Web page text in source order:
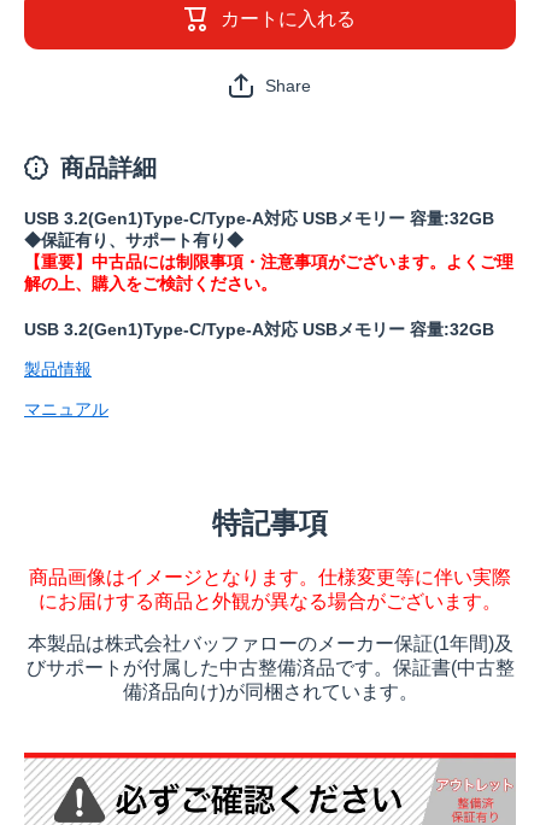
証1年)
YE(保
証1年)
カートに入れる
Share
商品詳細
USB 3.2(Gen1)Type-C/Type-A対応 USBメモリー 容量:32GB
◆保証有り、サポート有り◆
【重要】中古品には制限事項・注意事項がございます。よくご理
解の上、購入をご検討ください。
USB 3.2(Gen1)Type-C/Type-A対応 USBメモリー 容量:32GB
製品情報
マニュアル
特記事項
商品画像はイメージとなります。仕様変更等に伴い実際
にお届けする商品と外観が異なる場合がございます。
本製品は株式会社バッファローのメーカー保証(1年間)及
びサポートが付属した中古整備済品です。保証書(中古整
備済品向け)が同梱されています。